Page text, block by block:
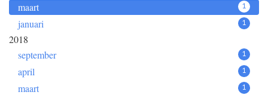
maart 1
januari 1
2018
september
1
april 1
maart 1